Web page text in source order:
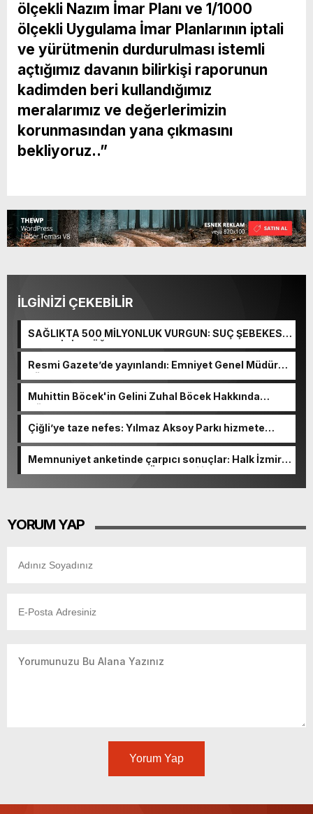
ölçekli Nazım İmar Planı ve 1/1000
ölçekli Uygulama İmar Planlarının iptali
ve yürütmenin durdurulması istemli
açtığımız davanın bilirkişi raporunun
kadimden beri kullandığımız
meralarımız ve değerlerimizin
korunmasından yana çıkmasını
bekliyoruz..”
İLGİNİZİ ÇEKEBİLİR
SAĞLIKTA 500 MİLYONLUK VURGUN: SUÇ ŞEBEKESİ
KAÇIŞ İÇİN DÜĞMEYE BASTI!
Resmi Gazete’de yayınlandı: Emniyet Genel Müdürü
görevden alındı!
Muhittin Böcek'in Gelini Zuhal Böcek Hakkında
Gözaltı Kararı!
Çiğli’ye taze nefes: Yılmaz Aksoy Parkı hizmete
Memnuniyet anketinde çarpıcı sonuçlar: Halk İzmirli
başkanlardan memnun, Ömer Eşki ilk sırada
YORUM YAP
Yorum Yap